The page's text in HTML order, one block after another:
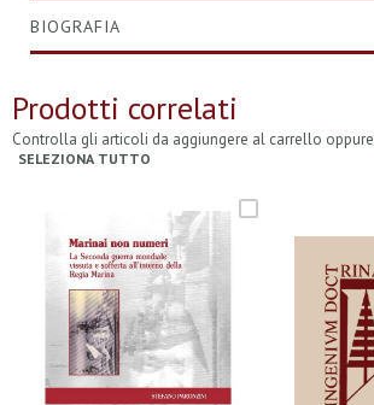
BIOGRAFIA
Prodotti correlati
Controlla gli articoli da aggiungere al carrello oppure
SELEZIONA TUTTO